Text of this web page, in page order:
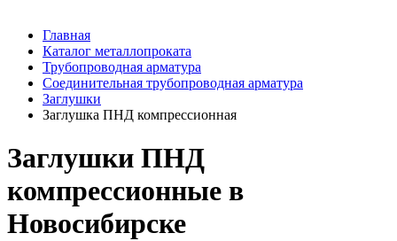
Главная
Каталог металлопроката
Трубопроводная арматура
Соединительная трубопроводная арматура
Заглушки
Заглушка ПНД компрессионная
Заглушки ПНД
компрессионные в
Новосибирске